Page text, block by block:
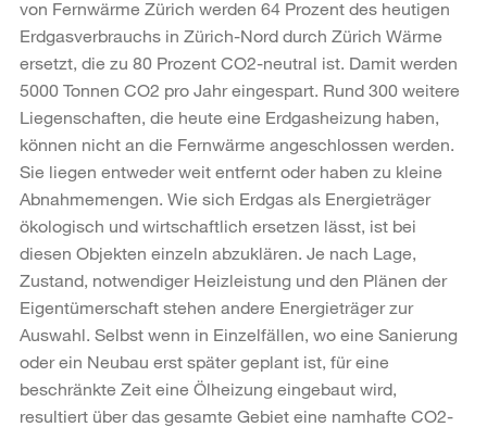
von Fernwärme Zürich werden 64 Prozent des heutigen
Erdgasverbrauchs in Zürich-Nord durch Zürich Wärme
ersetzt, die zu 80 Prozent CO2-neutral ist. Damit werden
5000 Tonnen CO2 pro Jahr eingespart. Rund 300 weitere
Liegenschaften, die heute eine Erdgasheizung haben,
können nicht an die Fernwärme angeschlossen werden.
Sie liegen entweder weit entfernt oder haben zu kleine
Abnahmemengen. Wie sich Erdgas als Energieträger
ökologisch und wirtschaftlich ersetzen lässt, ist bei
diesen Objekten einzeln abzuklären. Je nach Lage,
Zustand, notwendiger Heizleistung und den Plänen der
Eigentümerschaft stehen andere Energieträger zur
Auswahl. Selbst wenn in Einzelfällen, wo eine Sanierung
oder ein Neubau erst später geplant ist, für eine
beschränkte Zeit eine Ölheizung eingebaut wird,
resultiert über das gesamte Gebiet eine namhafte CO2-